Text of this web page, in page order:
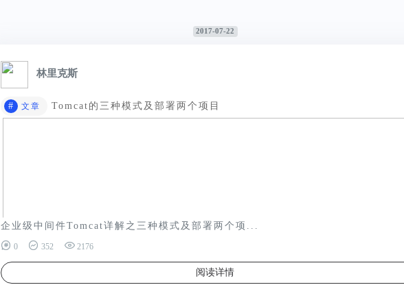
2017-07-22
林里克斯
# 文章 Tomcat的三种模式及部署两个项目
企业级中间件Tomcat详解之三种模式及部署两个项...
0 352 2176
阅读详情